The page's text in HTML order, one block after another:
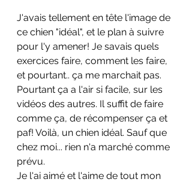
J'avais tellement en tête l'image de
ce chien "idéal", et le plan à suivre
pour l'y amener! Je savais quels
exercices faire, comment les faire,
et pourtant.. ça me marchait pas.
Pourtant ça a l'air si facile, sur les
vidéos des autres. Il suffit de faire
comme ça, de récompenser ça et
paf! Voilà, un chien idéal. Sauf que
chez moi... rien n'a marché comme
prévu.
Je l'ai aimé et l'aime de tout mon